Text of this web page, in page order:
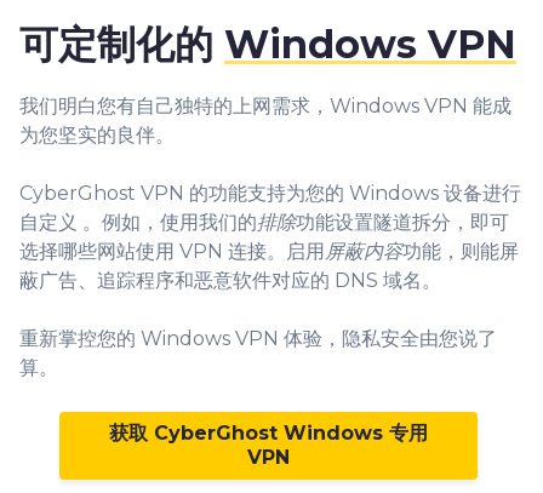
可定制化的 Windows VPN
我们明白您有自己独特的上网需求，Windows VPN 能成
为您坚实的良伴。
CyberGhost VPN 的功能支持为您的 Windows 设备进行
自定义 。例如，使用我们的排除功能设置隧道拆分，即可
选择哪些网站使用 VPN 连接。启用 屏蔽内容功能，则能屏
蔽广告、追踪程序和恶意软件对应的 DNS 域名。
重新掌控您的 Windows VPN 体验，隐私安全由您说了
算。
获取 CyberGhost Windows 专用
VPN